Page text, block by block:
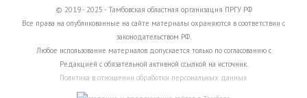
© 2019 - 2025 - Тамбовская областная организация ПРГУ РФ
Все права на опубликованные на сайте материалы охраняются в соответствии с
законодательством РФ.
Любое использование материалов допускается только по согласованию с
Редакцией с обязательной активной ссылкой на источник.
Политика в отношении обработки персональных данных